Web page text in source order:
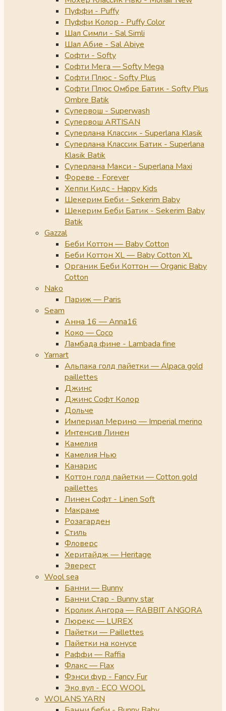
Пуффи - Puffy
Пуффи Колор - Puffy Color
Шал Симли - Sal Simli
Шал Абие - Sal Abiye
Софти - Softy
Софти Мега — Softy Mega
Софти Плюс - Softy Plus
Софти Плюс Омбре Батик - Softy Plus
Ombre Batik
Супервош - Superwash
Супервош ARTISAN
Суперлана Классик - Superlana Klasik
Суперлана Классик Батик - Superlana
Klasik Batik
Суперлана Макси - Superlana Maxi
Фореве - Forever
Хеппи Кидс - Happy Kids
Шекерим Беби - Sekerim Baby
Шекерим Беби Батик - Sekerim Baby
Batik
Gazzal
Беби Коттон — Baby Cotton
Беби Коттон XL — Baby Cotton XL
Органик Беби Коттон — Organic Baby
Cotton
Nako
Париж — Paris
Seam
Анна 16 — Anna16
Коко — Coco
Ламбада фине - Lambada fine
Yarnart
Альпака голд пайетки — Alpaca gold
paillettes
Джинс
Джинс Софт Колор
Дольче
Империал Мерино — Imperial merino
Интенсив Линен
Камелия
Камелия Нью
Канарис
Коттон голд пайетки — Cotton gold
paillettes
Линен Софт - Linen Soft
Макраме
Розагарден
Стиль
Фловерс
Херитайдж — Heritage
Эверест
Wool sea
Банни — Bunny
Банни Стар - Bunny star
Кролик Ангора — RABBIT ANGORA
Люрекс — LUREX
Пайетки — Paillettes
Пайетки на конусе
Раффи — Raffia
Флакс — Flax
Фэнси фур - Fancy Fur
Эко вул - ECO WOOL
WOLANS YARN